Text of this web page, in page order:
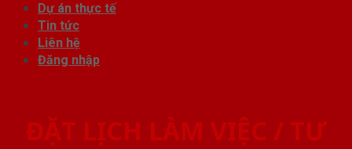
Dự án thực tế
Tin tức
Liên hệ
Đăng nhập
ĐẶT LỊCH LÀM VIỆC / TƯ